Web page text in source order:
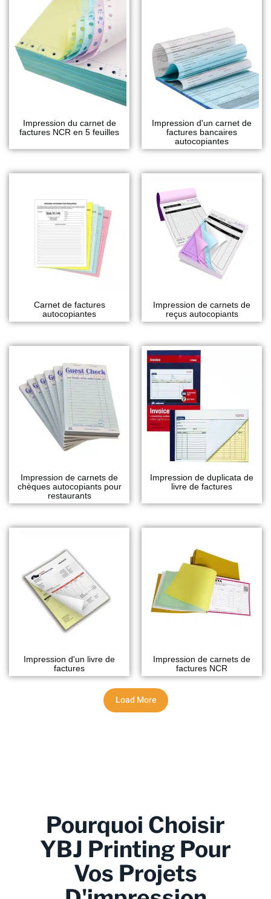
Impression du carnet de
factures NCR en 5 feuilles
Impression d'un carnet de
factures bancaires
autocopiantes
Carnet de factures
autocopiantes
Impression de carnets de
reçus autocopiants
Impression de carnets de
chèques autocopiants pour
restaurants
Impression de duplicata de
livre de factures
Impression d'un livre de
factures
Impression de carnets de
factures NCR
Load More
Pourquoi Choisir
YBJ Printing Pour
Vos Projets